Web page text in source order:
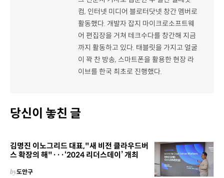
컴, 인터넷 미디어 블로터닷넷 창간 멤버로
활동했다. 개발자 잡지 마이크로소프트웨
어 편집장을 거쳐 테크수다를 창간해 지금
까지 활동하고 있다. 태블릿을 가지고 얼굴
이 꽉 찬 방송, 스마트폰을 활용한 현장 라
이브를 한국 최초로 진행했다.
당신이 놓친 글
김명진 이노그리드 대표,"새 비전 클라우드버
스 확장의 해"···‘2024 리더스데이’ 개최
by도안구